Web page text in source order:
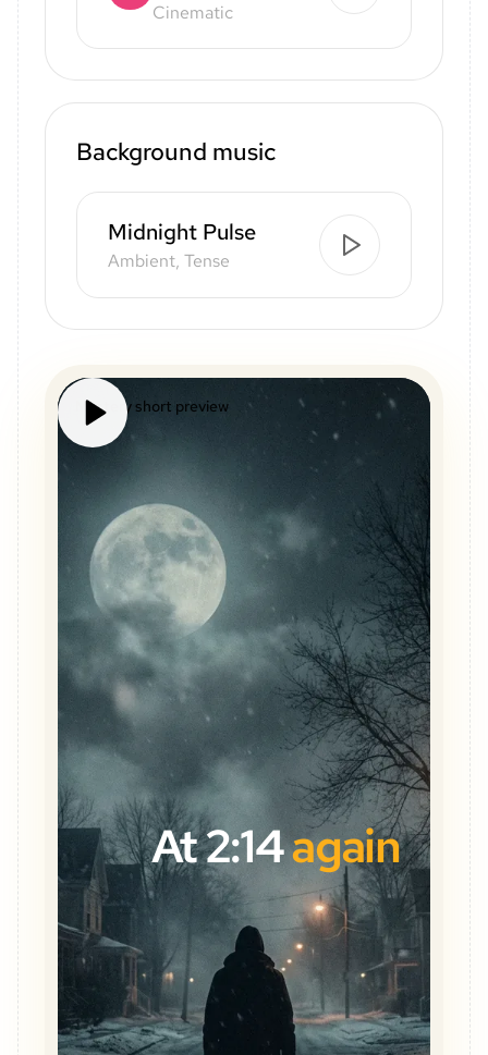
Cinematic
Background music
Midnight Pulse
Ambient, Tense
Mystery short preview
At 2:14again